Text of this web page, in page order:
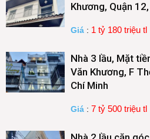
Khương, Quận
Giá : 1 tỷ 180 triệu tl
Nhà 3 lầu, Mặt
Văn Khương, F
Chí Minh
Giá : 7 tỷ 500 triệu tl